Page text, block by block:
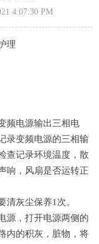
4:07:30 PM
理
电源输出三相电
录变频电源的三相输
查记录环境温度，散
响，风扇是否运转正
清灰尘保养1次。
，打开电源两侧的
内的积灰，脏物，将